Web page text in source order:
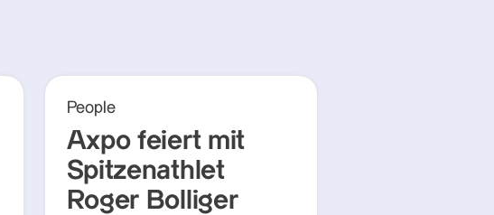
People
Axpo feiert mit
Spitzenathlet
Roger Bolliger